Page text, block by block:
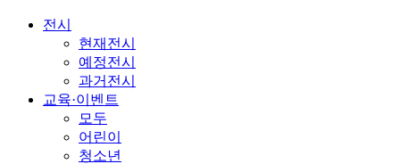
전시
현재전시
예정전시
과거전시
교육·이벤트
모두
어린이
청소년